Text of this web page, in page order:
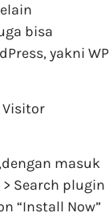
bisa
yakni WP
masuk
> Search plugin
“Install Now”